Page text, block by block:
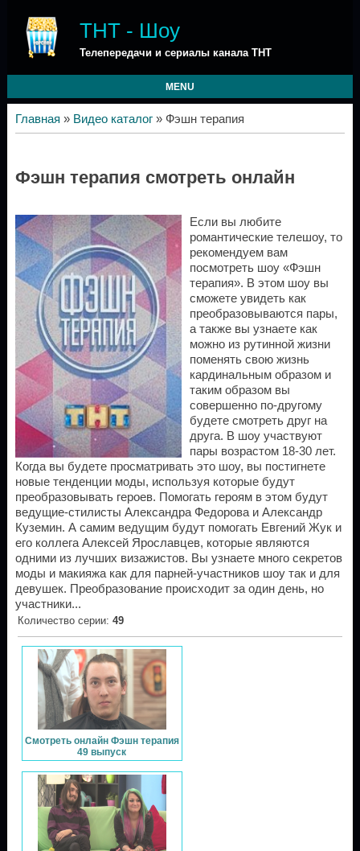
ТНТ - Шоу
Телепередачи и сериалы канала ТНТ
MENU
Главная » Видео каталог» Фэшн терапия
Фэшн терапия смотреть онлайн
Если вы любите
романтические телешоу, то
рекомендуем вам
посмотреть шоу «Фэшн
терапия». В этом шоу вы
сможете увидеть как
преобразовываются пары,
а также вы узнаете как
можно из рутинной жизни
поменять свою жизнь
кардинальным образом и
таким образом вы
совершенно по-другому
будете смотреть друг на
друга. В шоу участвуют
пары возрастом 18-30 лет.
Когда вы будете просматривать это шоу, вы постигнете
новые тенденции моды, используя которые будут
преобразовывать героев. Помогать героям в этом будут
ведущие-стилисты Александра Федорова и Александр
Куземин. А самим ведущим будут помогать Евгений Жук и
его коллега Алексей Ярославцев, которые являются
одними из лучших визажистов. Вы узнаете много секретов
моды и макияжа как для парней-участников шоу так и для
девушек. Преобразование происходит за один день, но
участники...
Количество серии: 49
Смотреть онлайн Фэшн терапия
49 выпуск